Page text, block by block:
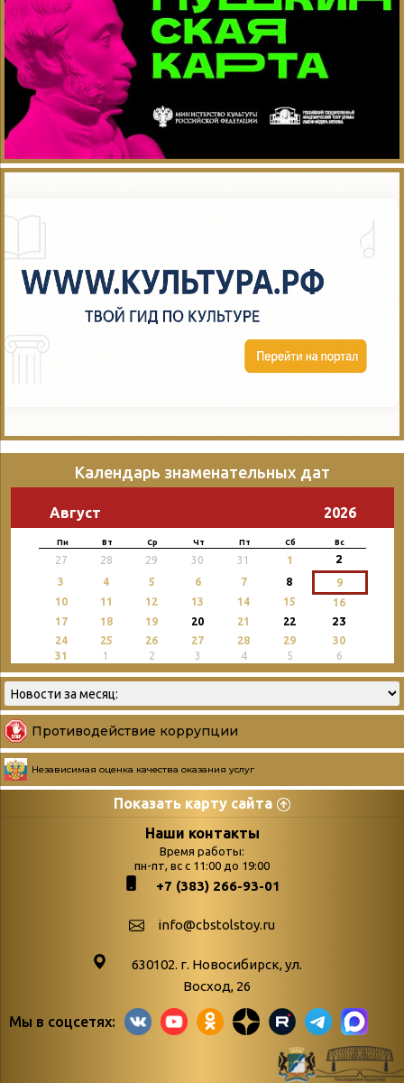
Календарь знаменательных дат
Август 2026
Пн Вт Ср Чт Пт Сб Вс
27 28 29 30 31 1 2
3 4 5 6 7 8
9
10
11 12 13 14 15
16
17
18 19 20 21 22 23
24 25 26 27 28 29
30
31
1 2 3 4 5 6
Противодействие коррупции
Независимая оценка качества оказания услуг
Показать карту сайта
Страницы
podvedenie-itogov-festivalya-
paskhalnaya-palitra
Библионочь – как ярмарка точь-в-
поступлений
Война. Народ.
живые»
«Мне всё
Наши контакты
Время работы:
пн-пт, вс с 11:00 до 19:00
+7 (383) 266-93-01
info@cbstolstoy.ru
630102. г. Новосибирск, ул.
Восход, 26
Мы в соцсетях: